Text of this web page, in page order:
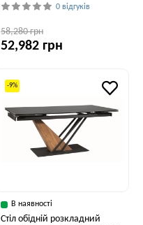
0 відгуків
58,280 грн
52,982 грн
-9%
В наявності
Стіл обідній розкладний